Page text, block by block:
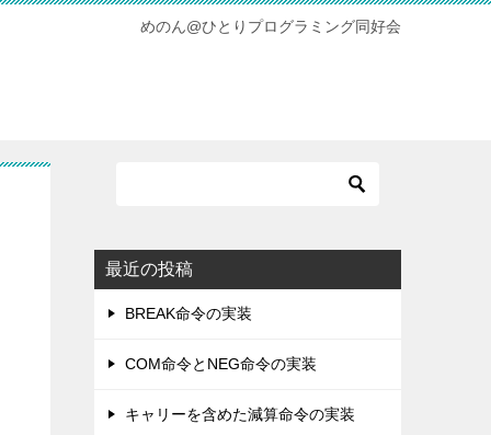
めのん@ひとりプログラミング同好会
最近の投稿
BREAK命令の実装
COM命令とNEG命令の実装
キャリーを含めた減算命令の実装